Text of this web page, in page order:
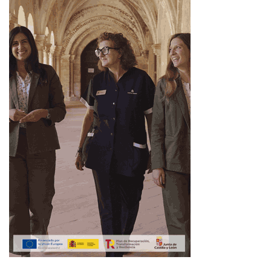
HORÓSCOPO SIGNO A SIGNO
Aries
Te conviene: partir el día en bloques cortos y atacar
primero lo que has pospuesto.
Evita: contestar desde el orgullo si alguien tarda en darte
una respuesta.
Amor: un mensaje sencillo funciona mejor que una
indirecta larga.
Trabajo/Dinero: revisa un detalle antes de aceptar una
propuesta rápida.
Bienestar: baja el ritmo al final de la tarde.
Acción de 60 segundos: anota una prioridad y ponle hora
exacta.
Tauro
Te conviene: mirar cuentas, compras y compromisos con